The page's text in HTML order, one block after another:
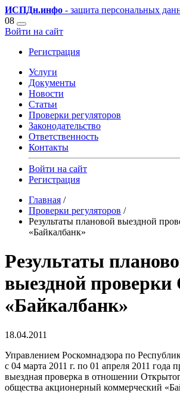
ИСПДн.инфо - защита персональных
08
Войти на сайт
Регистрация
Услуги
Документы
Новости
Статьи
Проверки регуляторов
Законодательство
Ответственность
Контакты
Войти на сайт
Регистрация
Главная /
Проверки регуляторов /
Результаты плановой выездной
«Байкалбанк»
Результаты
выездной
«Байкалбанк»
18.04.2011
Управлением Роскомнадзора по
с 04 марта 2011 г. по 01 апреля 2011 года
выездная проверка в отношении
общества акционерный коммерческий